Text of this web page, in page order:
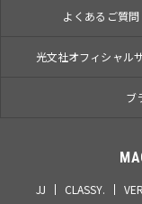
よくあるご質問
光文社オフィシャル
ブ
JJ CLASSY.